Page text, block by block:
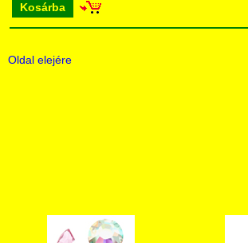
Kosárba
Oldal elejére